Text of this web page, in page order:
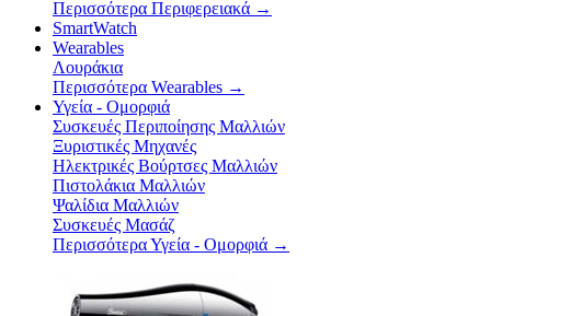
Περισσότερα Περιφερειακά →
SmartWatch
Wearables
Λουράκια
Περισσότερα Wearables →
Υγεία - Ομορφιά
Συσκευές Περιποίησης Μαλλιών
Ξυριστικές Μηχανές
Ηλεκτρικές Βούρτσες Μαλλιών
Πιστολάκια Μαλλιών
Ψαλίδια Μαλλιών
Συσκευές Μασάζ
Περισσότερα Υγεία - Ομορφιά →